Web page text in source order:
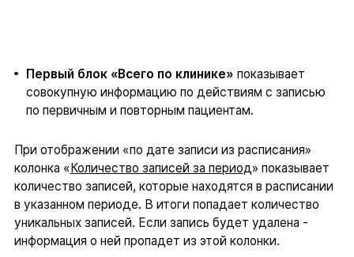
Первый блок «Всего по клинике» показывает
совокупную информацию по действиям с записью
по первичным и повторным пациентам.
При отображении «по дате записи из расписания»
колонка « Количество записей за период» показывает
количество записей, которые находятся в расписании
в указанном периоде. В итоги попадает количество
уникальных записей. Если запись будет удалена -
информация о ней пропадет из этой колонки.